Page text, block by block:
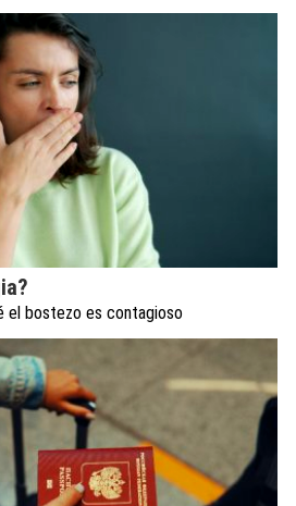
el bostezo es contagioso